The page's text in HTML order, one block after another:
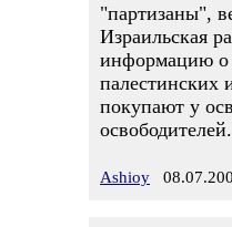
"партизаны",
Израильская
информацию о
палестинских
покупают у
Ashioy